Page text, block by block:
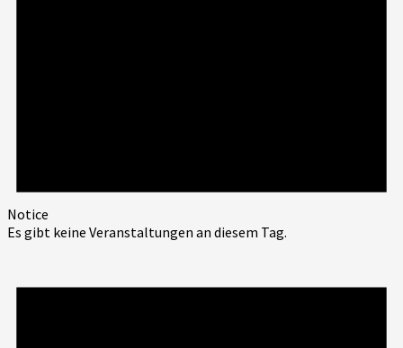
Notice
Es gibt keine Veranstaltungen an diesem Tag.